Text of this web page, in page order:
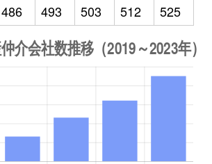
486 493 503 512 525